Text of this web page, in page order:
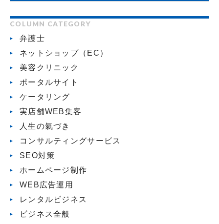
COLUMN CATEGORY
弁護士
ネットショップ（EC）
美容クリニック
ポータルサイト
ケータリング
実店舗WEB集客
人生の氣づき
コンサルティングサービス
SEO対策
ホームページ制作
WEB広告運用
レンタルビジネス
ビジネス全般